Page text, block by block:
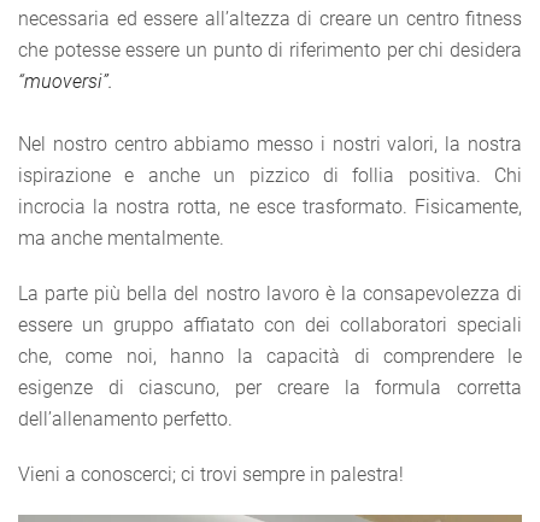
necessaria ed essere all’altezza di creare un centro fitness
che potesse essere un punto di riferimento per chi desidera
“muoversi”.
Nel nostro centro abbiamo messo i nostri valori, la nostra
ispirazione e anche un pizzico di follia positiva. Chi
incrocia la nostra rotta, ne esce trasformato. Fisicamente,
ma anche mentalmente.
La parte più bella del nostro lavoro è la consapevolezza di
essere un gruppo affiatato con dei collaboratori speciali
che, come noi, hanno la capacità di comprendere le
esigenze di ciascuno, per creare la formula corretta
dell’allenamento perfetto.
Vieni a conoscerci; ci trovi sempre in palestra!